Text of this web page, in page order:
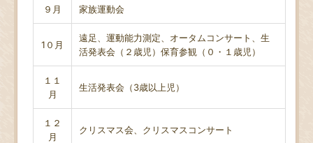
９月 家族運動会
1０月
遠足、運動能力測定、オータムコンサート、生
活発表会（２歳児）保育参観（０・１歳児）
１１
月
生活発表会（3歳以上児）
１２
月
クリスマス会、クリスマスコンサート